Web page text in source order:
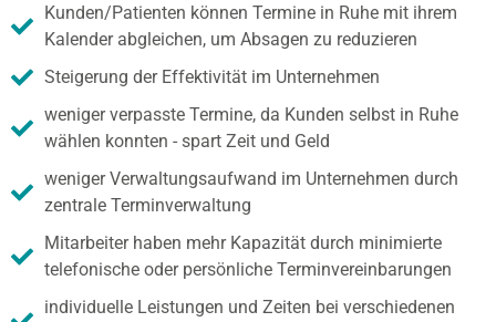
Kunden/Patienten können Termine in Ruhe mit ihrem
Kalender abgleichen, um Absagen zu reduzieren
Steigerung der Effektivität im Unternehmen
weniger verpasste Termine, da Kunden selbst in Ruhe
wählen konnten - spart Zeit und Geld
weniger Verwaltungsaufwand im Unternehmen durch
zentrale Terminverwaltung
Mitarbeiter haben mehr Kapazität durch minimierte
telefonische oder persönliche Terminvereinbarungen
individuelle Leistungen und Zeiten bei verschiedenen